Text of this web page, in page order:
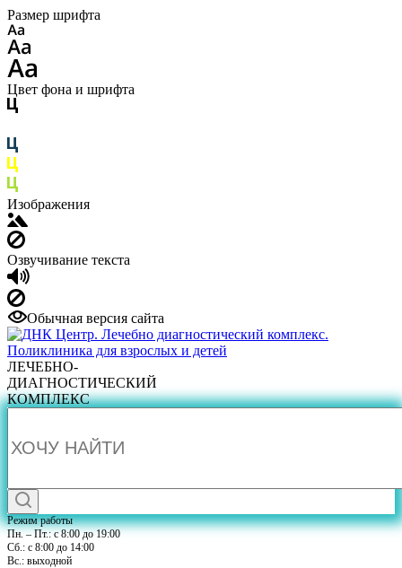
Размер шрифта
Цвет фона и шрифта
Изображения
Озвучивание текста
Обычная версия сайта
ЛЕЧЕБНО-
ДИАГНОСТИЧЕСКИЙ
КОМПЛЕКС
Режим работы
Пн. – Пт.: с 8:00 до 19:00
Сб.: с 8:00 до 14:00
Вс.: выходной